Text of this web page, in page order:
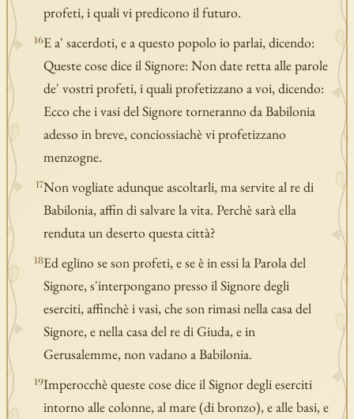
profeti, i quali vi predicono il futuro.
16E a' sacerdoti, e a questo popolo io parlai, dicendo:
Queste cose dice il Signore: Non date retta alle parole
de' vostri profeti, i quali profetizzano a voi, dicendo:
Ecco che i vasi del Signore torneranno da Babilonia
adesso in breve, conciossiachè vi profetizzano
menzogne.
17Non vogliate adunque ascoltarli, ma servite al re di
Babilonia, affin di salvare la vita. Perchè sarà ella
renduta un deserto questa città?
18Ed eglino se son profeti, e se è in essi la Parola del
Signore, s'interpongano presso il Signore degli
eserciti, affinchè i vasi, che son rimasi nella casa del
Signore, e nella casa del re di Giuda, e in
Gerusalemme, non vadano a Babilonia.
19Imperocchè queste cose dice il Signor degli eserciti
intorno alle colonne, al mare (di bronzo), e alle basi, e